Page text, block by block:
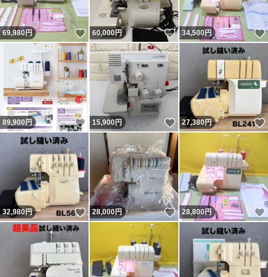
69,980円 いいね！
60,000円 いいね！
34,500円
89,900 円 いいね！
15,900円 いいね！
27,380円
32,980円 いいね！
28,000円 いいね！
28,800円